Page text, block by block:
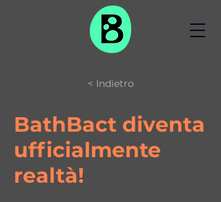
< Indietro
BathBact diventa
ufficialmente
realtà!